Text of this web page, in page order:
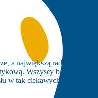
a największą radość
Wszyscy bawili się
w tak ciekawych zajęciach.